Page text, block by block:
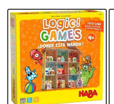
oferta